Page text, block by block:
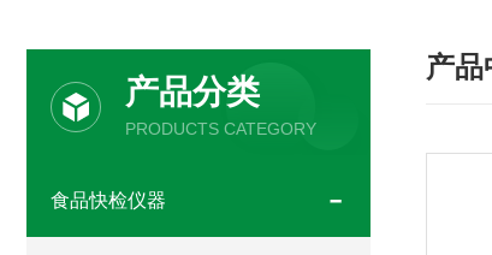
产品
产品分类
PRODUCTS CATEGORY
食品快检仪器